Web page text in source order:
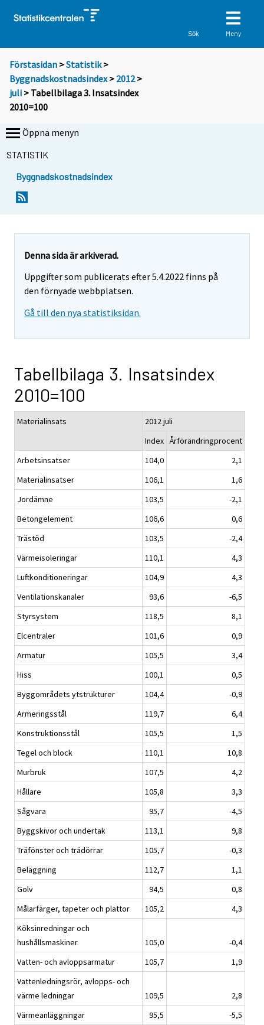
Sök Meny
Förstasidan >Statistik >
Byggnadskostnadsindex> 2012>
juli > Tabellbilaga 3. Insatsindex
2010=100
Öppna menyn
STATISTIK
Byggnadskostnadsindex
Denna sida är arkiverad.
Uppgifter som publicerats efter 5.4.2022 finns på
den förnyade webbplatsen.
Gå till den nya statistiksidan.
Tabellbilaga 3. Insatsindex
2010=100
Materialinsats
2012 juli
Index Årförändringprocent
Arbetsinsatser
104,0
2,1
Materialinsatser
106,1
1,6
Jordämne
103,5
-2,1
Betongelement
106,6
0,6
Trästöd
103,5
-2,4
Värmeisoleringar
110,1
4,3
Luftkonditioneringar
104,9
4,3
Ventilationskanaler
93,6
-6,5
Styrsystem
118,5
8,1
Elcentraler
101,6
0,9
Armatur
105,5
3,4
Hiss
100,1
0,5
Byggområdets ytstrukturer
104,4
-0,9
Armeringsstål
119,7
6,4
Konstruktionsstål
105,5
1,5
Tegel och block
110,1
10,8
Murbruk
107,5
4,2
Hållare
105,8
3,3
Sågvara
95,7
-4,5
Byggskivor och undertak
113,1
9,8
Träfönster och trädörrar
105,7
-0,3
Beläggning
112,7
1,1
Golv
94,5
0,8
Målarfärger, tapeter och plattor
105,2
4,3
Köksinredningar och
hushållsmaskiner
105,0
-0,4
Vatten- och avloppsarmatur
105,7
1,9
Vattenledningsrör, avlopps- och
värme ledningar
109,5
2,8
Värmeanläggningar
95,5
-5,5